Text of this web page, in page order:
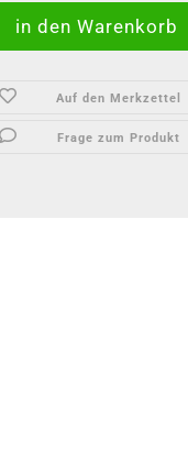
Auf den Merkzettel
Frage zum Produkt